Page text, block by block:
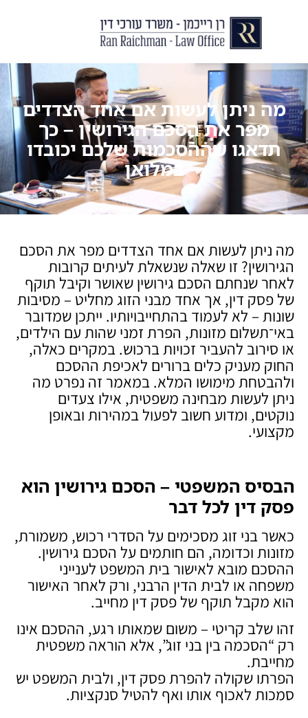
מה ניתן לעשות אם אחד הצדדים
מפר את הסכם הגירושין – כך
תדאגו שההסכמות שלכם יכובדו
במלואן
מה ניתן לעשות אם אחד הצדדים מפר את הסכם
הגירושין? זו שאלה שנשאלת לעיתים קרובות
לאחר שנחתם הסכם גירושין שאושר וקיבל תוקף
של פסק דין, אך אחד מבני הזוג מחליט – מסיבות
שונות – לא לעמוד בהתחייבויותיו. ייתכן שמדובר
באי־תשלום מזונות, הפרת זמני שהות עם הילדים,
או סירוב להעביר זכויות ברכוש. במקרים כאלה,
החוק מעניק כלים ברורים לאכיפת ההסכם
ולהבטחת מימושו המלא. במאמר זה נפרט מה
ניתן לעשות מבחינה משפטית, אילו צעדים
נוקטים, ומדוע חשוב לפעול במהירות ובאופן
מקצועי.
הבסיס המשפטי – הסכם גירושין הוא
פסק דין לכל דבר
כאשר בני זוג מסכימים על הסדרי רכוש, משמורת,
מזונות וכדומה, הם חותמים על הסכם גירושין.
ההסכם מובא לאישור בית המשפט לענייני
משפחה או לבית הדין הרבני, ורק לאחר האישור
הוא מקבל תוקף של פסק דין מחייב.
זהו שלב קריטי – משום שמאותו רגע, ההסכם אינו
רק “הסכמה בין בני זוג”, אלא הוראה משפטית
מחייבת.
הפרתו שקולה להפרת פסק דין, ולבית המשפט יש
סמכות לאכוף אותו ואף להטיל סנקציות.